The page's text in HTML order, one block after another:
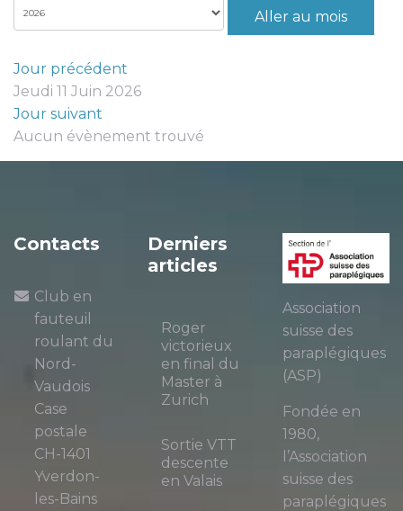
Aller au mois
Jour précédent
Jeudi 11 Juin 2026
Jour suivant
Aucun évènement trouvé
Contacts
Club en
fauteuil
roulant du
Nord-
Vaudois
Case
postale
CH-1401
Yverdon-
les-Bains
Derniers
articles
Roger
victorieux
en final du
Master à
Zurich
Sortie VTT
descente
en Valais
Association
suisse des
paraplégiques
(ASP)
Fondée en
1980,
l’Association
suisse des
paraplégiques